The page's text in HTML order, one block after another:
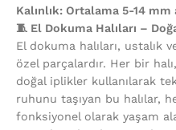
Kalınlık: Ortalama 5-14 mm
🧵 El Dokuma Halıları –
El dokuma halıları, ustalık
özel parçalardır. Her bir
doğal iplikler kullanılarak
ruhunu taşıyan bu halılar,
fonksiyonel olarak yaşam